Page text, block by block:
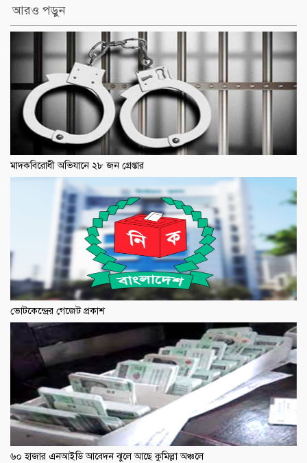
আরও পড়ুন
মাদকবিরোধী অভিযানে ২৮ জন গ্রেপ্তার
ভোটকেন্দ্রের গেজেট প্রকাশ
৬০ হাজার এনআইডি আবেদন ঝুলে আছে কুমিল্লা অঞ্চলে